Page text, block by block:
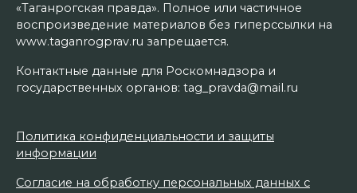
«Таганрогская правда». Полное или частичное
воспроизведение материалов без гиперссылки на
www.taganrogprav.ru запрещается.
Контактные данные для Роскомнадзора и
государственных органов: tag_pravda@mail.ru
Политика конфиденциальности и защиты
информации
Согласие на обработку персональных данных с